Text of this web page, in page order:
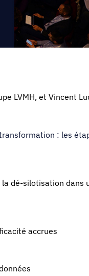
LVMH, et Vincent
: les
dé-silotisation dans
accrues